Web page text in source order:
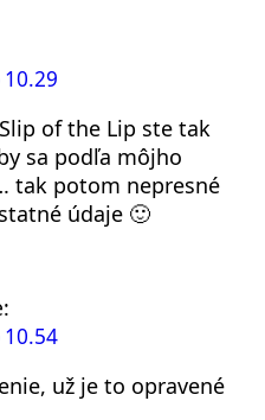
of the Lip ste tak
sa podľa môjho
tak potom nepresné
údaje 🙂
už je to opravené